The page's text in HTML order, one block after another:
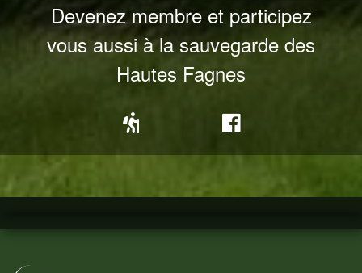
Devenez membre et participez
vous aussi à la sauvegarde des
Hautes Fagnes